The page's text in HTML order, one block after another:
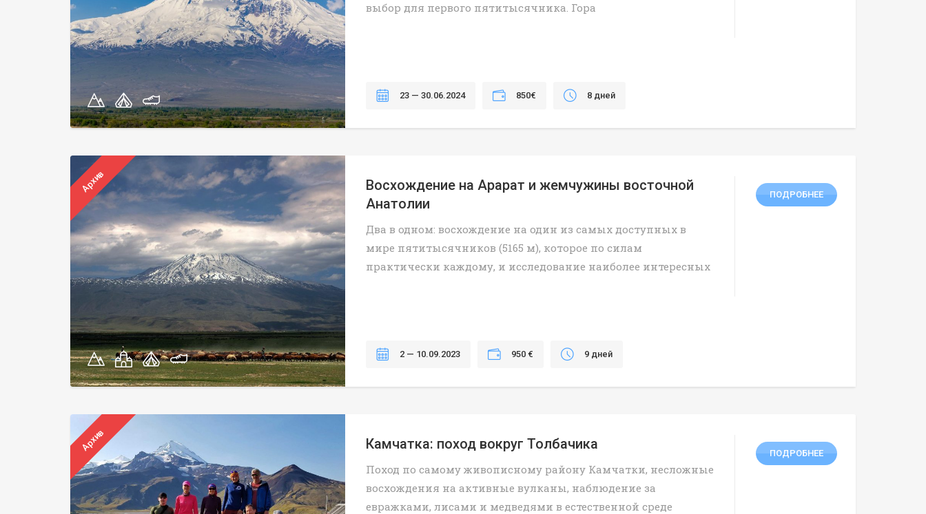
выбор для первого пятитысячника. Гора
23 — 30.06.2024 850€ 8 дней
Архив
Восхождение на Арарат и жемчужины восточной
Анатолии
Два в одном: восхождение на один из самых доступных в
мире пятитысячников (5165 м), которое по силам
практически каждому, и исследование наиболее интересных
ПОДРОБНЕЕ
2 — 10.09.2023 950 € 9 дней
Архив Камчатка: поход вокруг Толбачика
Поход по самому живописному району Камчатки, несложные
восхождения на активные вулканы, наблюдение за
евражками, лисами и медведями в естественной среде
ПОДРОБНЕЕ